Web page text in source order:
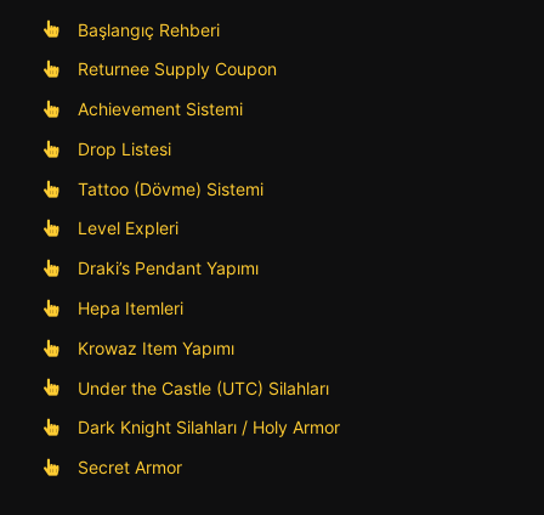
Başlangıç Rehberi
Returnee Supply Coupon
Achievement Sistemi
Drop Listesi
Tattoo (Dövme) Sistemi
Level Expleri
Draki’s Pendant Yapımı
Hepa Itemleri
Krowaz Item Yapımı
Under the Castle (UTC) Silahları
Dark Knight Silahları / Holy Armor
Secret Armor